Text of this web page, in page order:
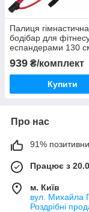
Палиця гімнастична
бодібар для
еспандерами 130
939 ₴/комплект
Купити
Про нас
91%
Працює з
м. Київ
вул. Михайла
Роздрібні